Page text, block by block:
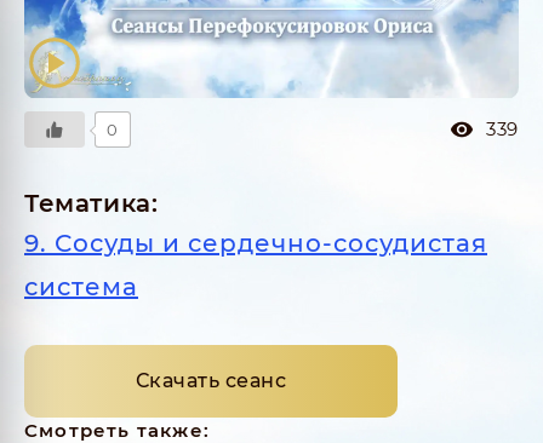
0 339
Тематика:
9. Сосуды и сердечно-сосудистая
система
Скачать сеанс
Смотреть также: